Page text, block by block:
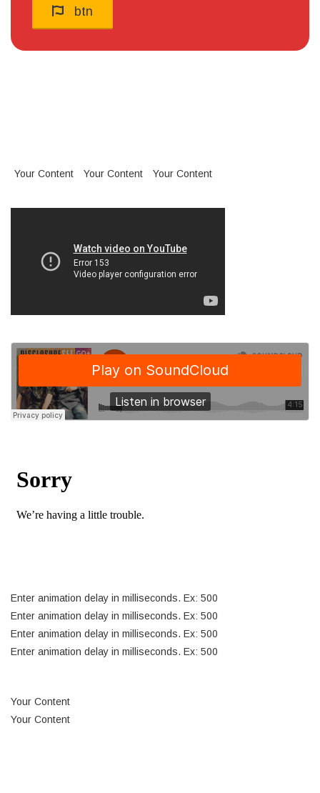
btn
Your Content Your Content Your Content
Enter animation delay in milliseconds. Ex: 500
Enter animation delay in milliseconds. Ex: 500
Enter animation delay in milliseconds. Ex: 500
Enter animation delay in milliseconds. Ex: 500
Your Content
Your Content